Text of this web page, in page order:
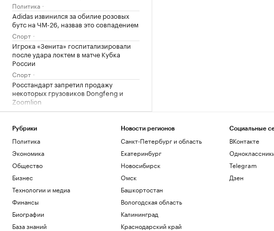
Политика
Adidas извинился за обилие розовых
бутс на ЧМ-26, назвав это совпадением
Спорт
Игрока «Зенита» госпитализировали
после удара локтем в матче Кубка
России
Спорт
Росстандарт запретил продажу
некоторых грузовиков Dongfeng и
Zoomlion
Бизнес
Рубрики
Политика
Экономика
Общество
Бизнес
Технологии и медиа
Финансы
Биографии
База знаний
Новости регионов
Санкт-Петербург и область
Екатеринбург
Новосибирск
Омск
Башкортостан
Вологодская область
Калининград
Краснодарский край
Социальные
ВКонтакте
Telegram
Дзен